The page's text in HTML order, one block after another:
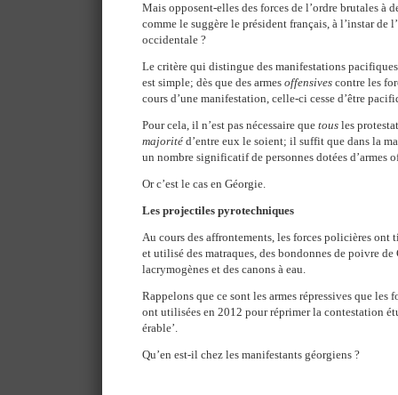
Mais opposent-elles des forces de l’ordre brutales à
comme le suggère le président français, à l’instar de
occidentale ?
Le critère qui distingue des manifestations
est simple; dès que des armes offensives contre les
cours d’une manifestation, celle-ci cesse d’être
Pour cela, il n’est pas nécessaire que tous les
majorité d’entre eux le soient; il suffit que dans la
un nombre significatif de personnes dotées d’armes
Or c’est le cas en Géorgie.
Les projectiles pyrotechniques
Au cours des affrontements, les forces policières ont
et utilisé des matraques, des bondonnes de poivre de
lacrymogènes et des canons à eau.
Rappelons que ce sont les armes répressives que les
ont utilisées en 2012 pour réprimer la contestation
érable’.
Qu’en est-il chez les manifestants géorgiens ?